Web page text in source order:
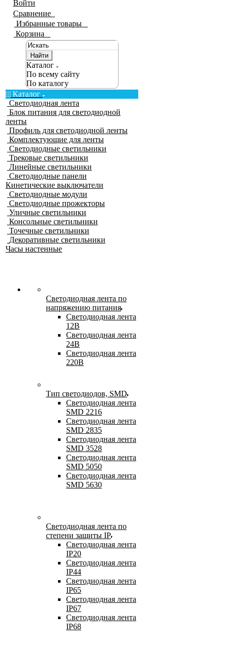
Войти
Сравнение
Избранные товары
Корзина
Найти
Каталог
По всему сайту
По каталогу
Каталог
Светодиодная лента
Блок питания для светодиодной
ленты
Профиль для светодиодной ленты
Комплектующие для ленты
Светодиодные светильники
Трековые светильники
Линейные светильники
Светодиодные панели
Кинетические выключатели
Светодиодные модули
Светодиодные прожекторы
Уличные светильники
Консольные светильники
Точечные светильники
Декоративные светильники
Часы настенные
Светодиодная лента по
напряжению питания
Светодиодная лента
12В
Светодиодная лента
24В
Светодиодная лента
220В
Тип светодиодов, SMD
Cветодиодная лента
SMD 2216
Светодиодная лента
SMD 2835
Светодиодная лента
SMD 3528
Светодиодная лента
SMD 5050
Светодиодная лента
SMD 5630
Светодиодная лента по
степени защиты IP
Светодиодная лента
IP20
Светодиодная лента
IP44
Светодиодная лента
IP65
Светодиодная лента
IP67
Светодиодная лента
IP68